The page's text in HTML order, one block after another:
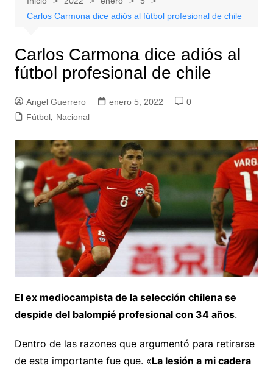
Carlos Carmona dice adiós al fútbol profesional de chile
Carlos Carmona dice adiós al
fútbol profesional de chile
Angel Guerrero enero 5, 2022
0
Fútbol, Nacional
El ex mediocampista de la selección chilena se
despide del balompié profesional con 34 años.
Dentro de las razones que argumentó para retirarse
de esta importante fue que. «La lesión a mi cadera